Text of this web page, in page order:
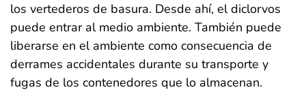
los vertederos de basura. Desde ahí, el diclorvos
puede entrar al medio ambiente. También puede
liberarse en el ambiente como consecuencia de
derrames accidentales durante su transporte y
fugas de los contenedores que lo almacenan.